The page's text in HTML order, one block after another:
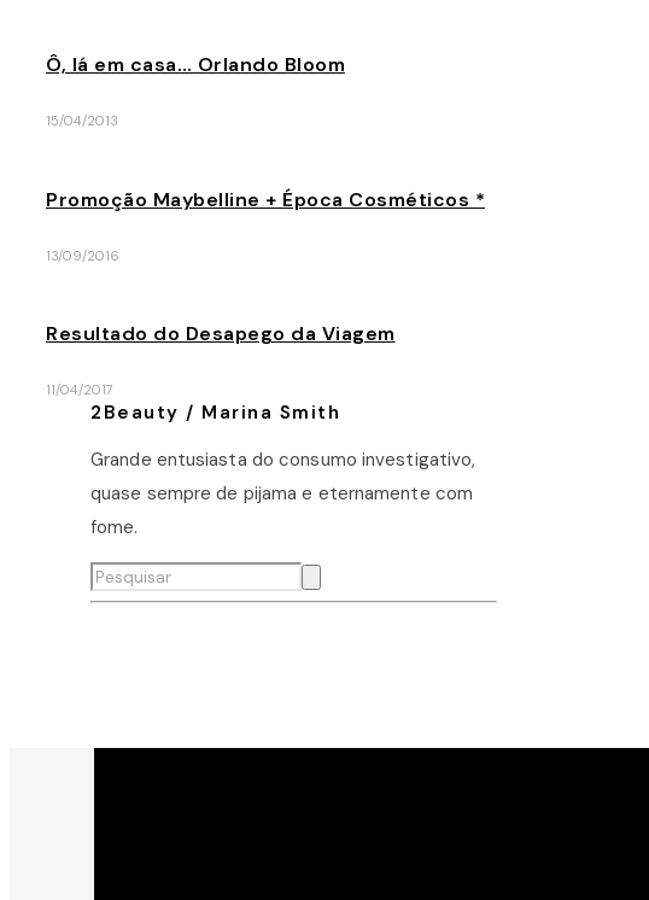
Ô, lá em casa… Orlando Bloom
15/04/2013
Promoção Maybelline + Época Cosméticos *
13/09/2016
Resultado do Desapego da Viagem
11/04/2017
2Beauty / Marina Smith
Grande entusiasta do consumo investigativo,
quase sempre de pijama e eternamente com
fome.